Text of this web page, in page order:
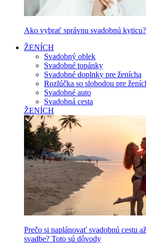
Ako vybrať správnu svadobnú
ŽENÍCH
Svadobný oblek
Svadobné topánky
Svadobné doplnky pre ženícha
Rozlúčka so slobodou pre
Svadobné auto
Svadobná cesta
ŽENÍCH
Prečo si naplánovať svadobnú cestu
svadbe? Toto sú dôvody